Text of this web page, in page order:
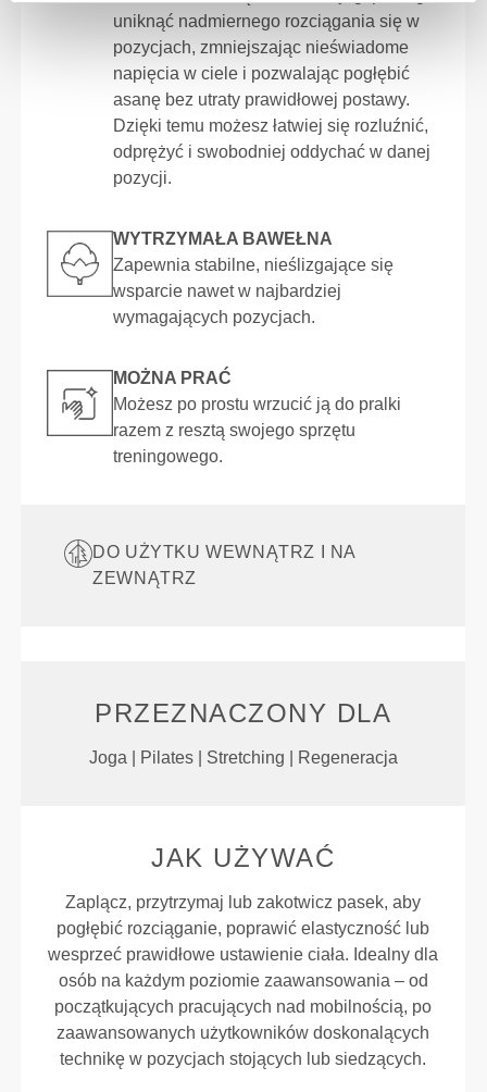
uniknąć nadmiernego rozciągania się w
pozycjach, zmniejszając nieświadome
napięcia w ciele i pozwalając pogłębić
asanę bez utraty prawidłowej postawy.
Dzięki temu możesz łatwiej się rozluźnić,
odprężyć i swobodniej oddychać w danej
pozycji.
WYTRZYMAŁA BAWEŁNA
Zapewnia stabilne, nieślizgające się
wsparcie nawet w najbardziej
wymagających pozycjach.
MOŻNA PRAĆ
Możesz po prostu wrzucić ją do pralki
razem z resztą swojego sprzętu
treningowego.
DO UŻYTKU WEWNĄTRZ I NA
ZEWNĄTRZ
PRZEZNACZONY DLA
Joga | Pilates | Stretching | Regeneracja
JAK UŻYWAĆ
Zaplącz, przytrzymaj lub zakotwicz pasek, aby
pogłębić rozciąganie, poprawić elastyczność lub
wesprzeć prawidłowe ustawienie ciała. Idealny dla
osób na każdym poziomie zaawansowania – od
początkujących pracujących nad mobilnością, po
zaawansowanych użytkowników doskonalących
technikę w pozycjach stojących lub siedzących.